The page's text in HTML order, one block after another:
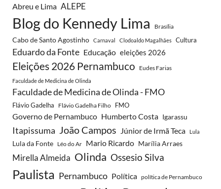
Abreu e Lima ALEPE
Blog do Kennedy Lima Brasília
Cabo de Santo Agostinho Carnaval Clodoaldo Magalhães Cultura
Eduardo da Fonte Educação eleições 2026
Eleições 2026 Pernambuco Eudes Farias
Faculdade de Medicina de Olinda
Faculdade de Medicina de Olinda - FMO
Flávio Gadelha Flávio Gadelha Filho FMO
Governo de Pernambuco Humberto Costa Igarassu
Itapissuma João Campos Júnior de Irmã Teca Lula
Lula da Fonte Léo do Ar Mario Ricardo Marília Arraes
Mirella Almeida Olinda Ossesio Silva
Paulista Pernambuco Política política de Pernambuco